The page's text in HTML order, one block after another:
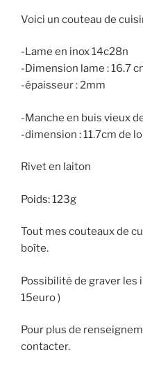
Voici un couteau de
-Lame en inox 14c28n
-Dimension lame : 16.7
-épaisseur : 2mm
-Manche en buis vieux
-dimension : 11.7cm de
Rivet en laiton
Poids: 123g
Tout mes couteaux de
boîte.
Possibilité de graver les
15euro )
Pour plus de
contacter.